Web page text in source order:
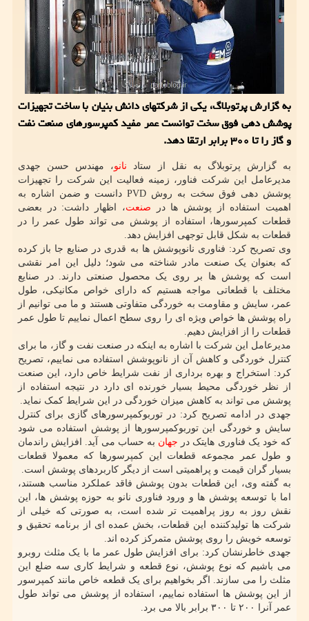
به گزارش پرتوبلاگ، یکی از شرکتهای دانش بنیان با ساخت تجهیزات
پوشش دهی فوق سخت توانست عمر مفید کمپرسورهای صنعت نفت
و گاز را تا ۳۰۰ برابر ارتقا دهد.
به گزارش پرتوبلاگ به نقل از ستاد نانو، مهندس حسن جهدی
مدیرعامل این شرکت فناور، زمینه فعالیت این شرکت را تجهیزات
پوشش دهی فوق سخت به روش PVD دانست و ضمن اشاره به
اهمیت استفاده از پوشش ها در صنعت، اظهار داشت: در بعضی
قطعات کمپرسورها، استفاده از پوشش می تواند طول عمر را در
قطعات به شکل قابل توجهی افزایش دهد.
وی تصریح کرد: فناوری نانوپوشش ها به قدری در صنایع جا باز کرده
که بعنوان یک صنعت مادر شناخته می شود؛ دلیل این امر نقشی
است که پوشش ها بر روی یک محصول صنعتی دارند. در صنایع
مختلف با قطعاتی مواجه هستیم که دارای خواص مکانیکی، طول
عمر، سایش و مقاومت به خوردگی متفاوتی هستند و ما می توانیم از
راه پوشش ها خواص ویژه ای را روی سطح اعمال نماییم تا طول عمر
قطعات را از افزایش دهیم.
مدیرعامل این شرکت با اشاره به اینکه در صنعت نفت و گاز، ما برای
کنترل خوردگی و کاهش آن از نانوپوشش استفاده می نماییم، تصریح
کرد: استخراج و بهره برداری از نفت شرایط خاص دارد، این صنعت
از نظر خوردگی محیط بسیار خورنده ای دارد در نتیجه استفاده از
پوشش می تواند به کاهش میزان خوردگی در این شرایط کمک نماید.
جهدی در ادامه تصریح کرد: در توربوکمپرسورهای گازی برای کنترل
سایش و خوردگی این توربوکمپرسورها از پوشش استفاده می شود
که خود یک فناوری هایتک در جهان به حساب می آید. افزایش راندمان
و طول عمر مجموعه قطعات این کمپرسورها که معمولا قطعات
بسیار گران قیمت و پراهمیتی است از دیگر کاربردهای پوشش است.
به گفته وی، این قطعات بدون پوشش فاقد عملکرد مناسب هستند،
اما با توسعه پوشش ها و ورود فناوری نانو به حوزه پوشش ها، این
نقش روز به روز پراهمیت تر شده است، به صورتی که خیلی از
شرکت ها تولیدکننده این قطعات، بخش عمده ای از برنامه تحقیق و
توسعه خویش را روی پوشش متمرکز کرده اند.
جهدی خاطرنشان کرد: برای افزایش طول عمر ما با یک مثلث روبرو
می باشیم که نوع پوشش، نوع قطعه و شرایط کاری سه ضلع این
مثلث را می سازند. اگر بخواهیم برای یک قطعه خاص مانند کمپرسور
از این پوشش ها استفاده نماییم، استفاده از پوشش می تواند طول
عمر آنرا ۲۰۰ تا ۳۰۰ برابر بالا می برد.